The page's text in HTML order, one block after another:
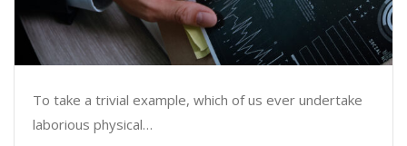
To take a trivial example, which of us ever undertake
laborious physical…